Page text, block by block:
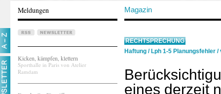
Meldungen Magazin
Kicken, kämpfen, klettern
Sporthalle in Paris von Atelier
Ramdam
RECHTSPRECHUNG
Haftung / Lph 1-5 Planungsfehler /
eines derzeit